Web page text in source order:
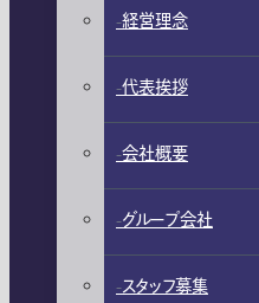
経営理念
代表挨拶
会社概要
グループ会社
スタッフ募集